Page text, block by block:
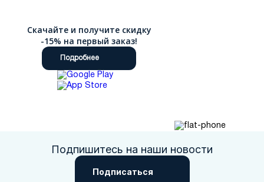
Скачайте и получите скидку
-15% на первый заказ!
Подробнее
Подпишитесь на наши новости
Подписаться